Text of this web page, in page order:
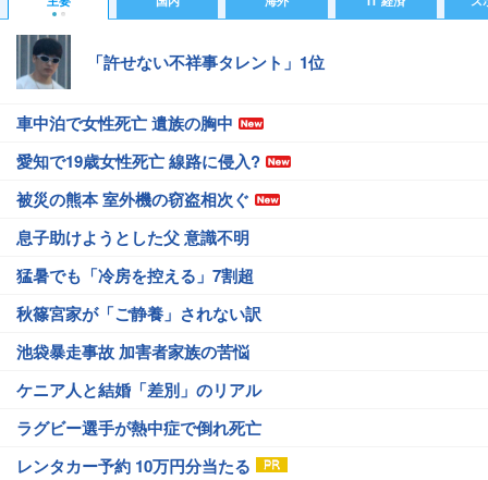
「許せない不祥事タレント」1位
車中泊で女性死亡 遺族の胸中
愛知で19歳女性死亡 線路に侵入?
被災の熊本 室外機の窃盗相次ぐ
息子助けようとした父 意識不明
猛暑でも「冷房を控える」7割超
秋篠宮家が「ご静養」されない訳
池袋暴走事故 加害者家族の苦悩
ケニア人と結婚「差別」のリアル
ラグビー選手が熱中症で倒れ死亡
レンタカー予約 10万円分当たる